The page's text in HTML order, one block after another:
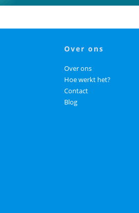
over ons
Over ons
Hoe werkt het?
Contact
Blog